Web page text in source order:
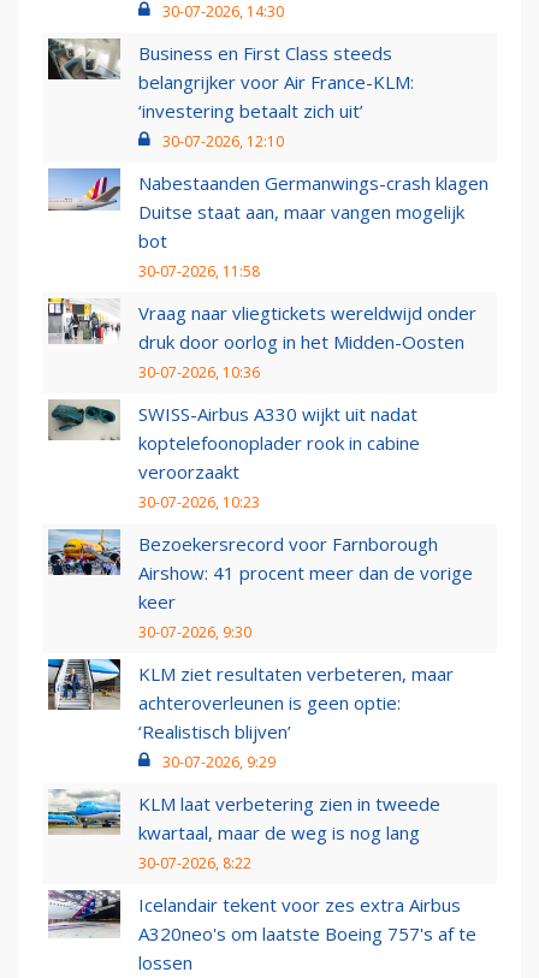
30-07-2026, 14:30
Business en First Class steeds
belangrijker voor Air France-KLM:
‘investering betaalt zich uit’
30-07-2026, 12:10
Nabestaanden Germanwings-crash klagen
Duitse staat aan, maar vangen mogelijk
bot
30-07-2026, 11:58
Vraag naar vliegtickets wereldwijd onder
druk door oorlog in het Midden-Oosten
30-07-2026, 10:36
SWISS-Airbus A330 wijkt uit nadat
koptelefoonoplader rook in cabine
veroorzaakt
30-07-2026, 10:23
Bezoekersrecord voor Farnborough
Airshow: 41 procent meer dan de vorige
keer
30-07-2026, 9:30
KLM ziet resultaten verbeteren, maar
achteroverleunen is geen optie:
‘Realistisch blijven’
30-07-2026, 9:29
KLM laat verbetering zien in tweede
kwartaal, maar de weg is nog lang
30-07-2026, 8:22
Icelandair tekent voor zes extra Airbus
A320neo's om laatste Boeing 757's af te
lossen